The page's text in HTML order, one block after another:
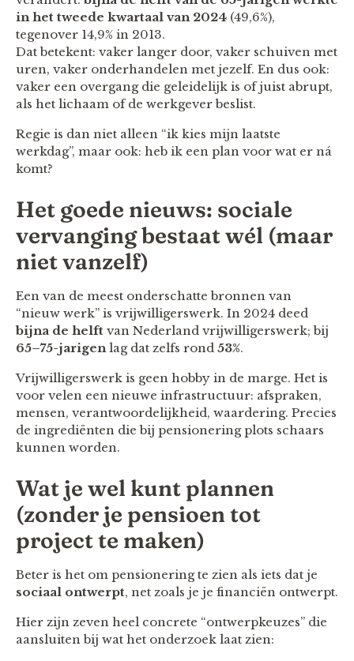
in het tweede kwartaal van 2024 (49,6%),
tegenover 14,9% in 2013.
Dat betekent: vaker langer door, vaker schuiven met
uren, vaker onderhandelen met jezelf. En dus ook:
vaker een overgang die geleidelijk is of juist abrupt,
als het lichaam of de werkgever beslist.
Regie is dan niet alleen “ik kies mijn laatste
werkdag”, maar ook: heb ik een plan voor wat er ná
komt?
Het goede nieuws: sociale
vervanging bestaat wél (maar
niet vanzelf)
Een van de meest onderschatte bronnen van
“nieuw werk” is vrijwilligerswerk. In 2024 deed
bijna de helft van Nederland vrijwilligerswerk; bij
65–75-jarigenlag dat zelfs rond 53%.
Vrijwilligerswerk is geen hobby in de marge. Het is
voor velen een nieuwe infrastructuur: afspraken,
mensen, verantwoordelijkheid, waardering. Precies
de ingrediënten die bij pensionering plots schaars
kunnen worden.
Wat je wel kunt plannen
(zonder je pensioen tot
project te maken)
Beter is het om pensionering te zien als iets dat je
sociaal ontwerpt, net zoals je je financiën ontwerpt.
Hier zijn zeven heel concrete “ontwerpkeuzes” die
aansluiten bij wat het onderzoek laat zien: